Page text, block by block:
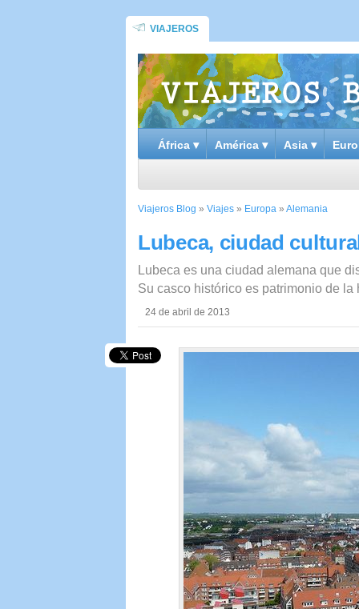
VIAJEROS
África ▾ América ▾ Asia ▾
Viajeros Blog » Viajes » Europa » Alemania
Lubeca, ciudad
Lubeca es una ciudad alemana que
Su casco histórico es patrimonio de
24 de abril de 2013